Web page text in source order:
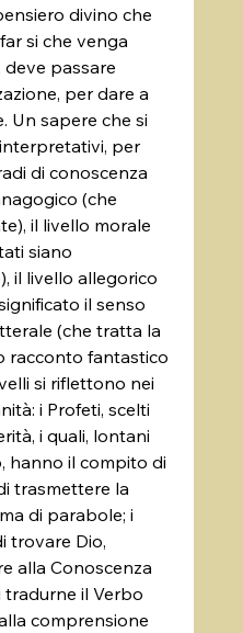
divino che
si che venga
passare
per dare a
Un sapere che si
per
di conoscenza
(che
il livello morale
siano
il livello allegorico
il senso
(che tratta la
racconto fantastico
si riflettono nei
i Profeti, scelti
i quali, lontani
hanno il compito di
trasmettere la
di parabole; i
trovare Dio,
alla Conoscenza
tradurne il Verbo
comprensione